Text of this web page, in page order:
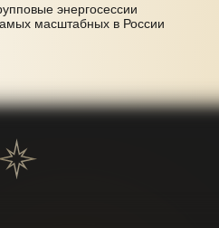
энергосессии
масштабных в России